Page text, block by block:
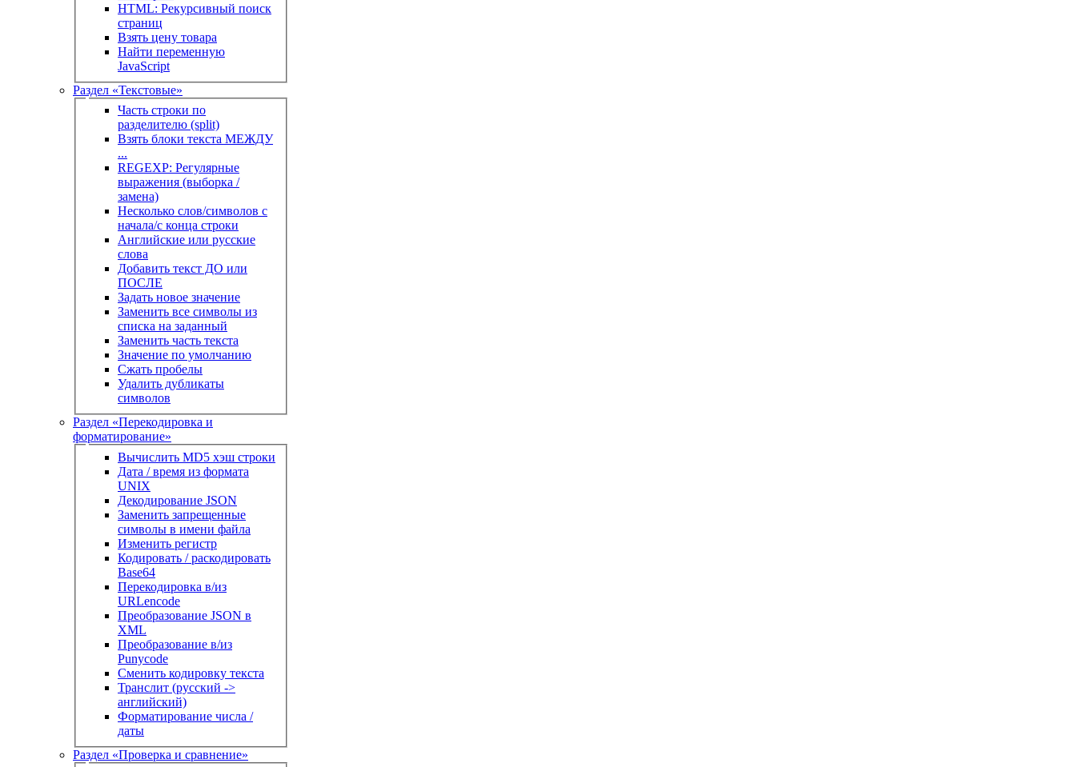
HTML: Рекурсивный поиск
страниц
Взять цену товара
Найти переменную
JavaScript
Раздел «Текстовые»
Часть строки по
разделителю (split)
Взять блоки текста МЕЖДУ
...
REGEXP: Регулярные
выражения (выборка /
замена)
Несколько слов/символов с
начала/с конца строки
Английские или русские
слова
Добавить текст ДО или
ПОСЛЕ
Задать новое значение
Заменить все символы из
списка на заданный
Заменить часть текста
Значение по умолчанию
Сжать пробелы
Удалить дубликаты
символов
Раздел «Перекодировка и
форматирование»
Вычислить MD5 хэш строки
Дата / время из формата
UNIX
Декодирование JSON
Заменить запрещенные
символы в имени файла
Изменить регистр
Кодировать / раскодировать
Base64
Перекодировка в/из
URLencode
Преобразование JSON в
XML
Преобразование в/из
Punycode
Сменить кодировку текста
Транслит (русский ->
английский)
Форматирование числа /
даты
Раздел «Проверка и сравнение»